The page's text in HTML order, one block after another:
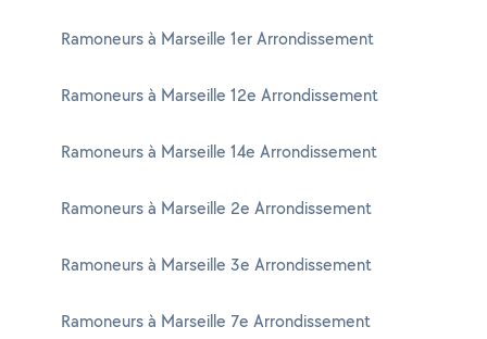
Ramoneurs à Marseille 1er Arrondissement
Ramoneurs à Marseille 12e Arrondissement
Ramoneurs à Marseille 14e Arrondissement
Ramoneurs à Marseille 2e Arrondissement
Ramoneurs à Marseille 3e Arrondissement
Ramoneurs à Marseille 7e Arrondissement